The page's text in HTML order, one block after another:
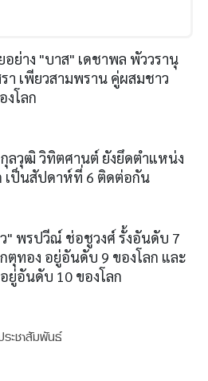
ย่าง "บาส" เดชาพล พัววรานุ
า เพียวสามพราน คู่ผสมชาว
งโลก
กุลวุฒิ วิทิตศานต์ ยังยึดตำแหน่ง
เป็นสัปดาห์ที่ 6 ติดต่อกัน
" พรปวีณ์ ช่อชูวงศ์ รั้งอันดับ 7
ตุทอง อยู่อันดับ 9 ของโลก และ
ยู่อันดับ 10 ของโลก
ระชาสัมพันธ์